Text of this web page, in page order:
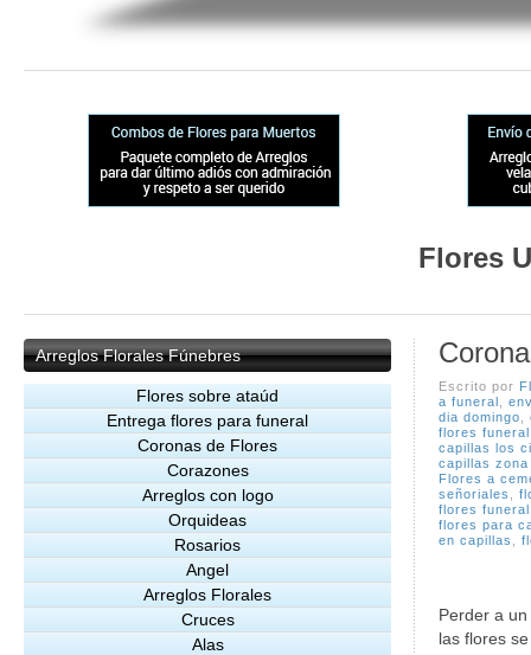
Flores
Escrito por
a funeral
dia domingo
flores funeral
capillas los
capillas zona
Flores a
señoriales
flores
flores para
en capillas
Perder a
las flores
ArreglosFlorales Fúnebres
Flores sobre ataúd
Entrega flores para funeral
Coronas de Flores
Corazones
Arreglos con logo
Orquideas
Rosarios
Angel
Arreglos Florales
Cruces
Alas